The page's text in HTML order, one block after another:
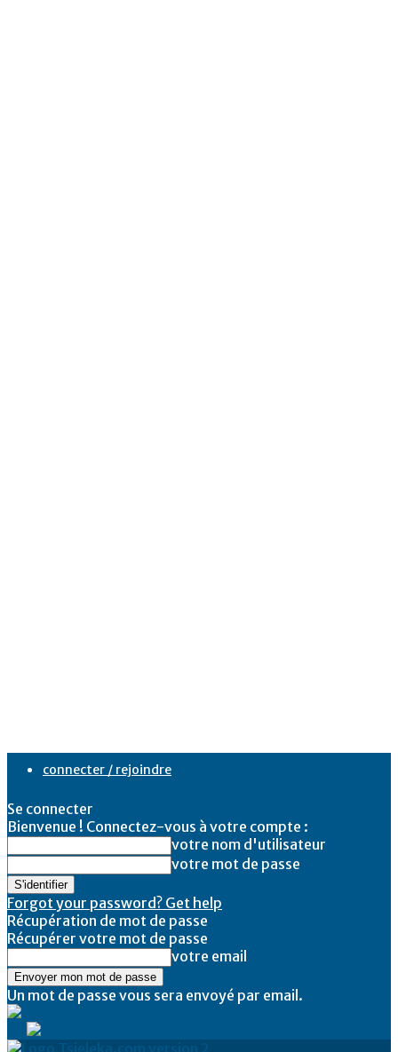
connecter / rejoindre
Se connecter
Bienvenue ! Connectez-vous à votre compte :
votre nom d'utilisateur
votre mot de passe
Forgot your password? Get help
Récupération de mot de passe
Récupérer votre mot de passe
votre email
Un mot de passe vous sera envoyé par email.